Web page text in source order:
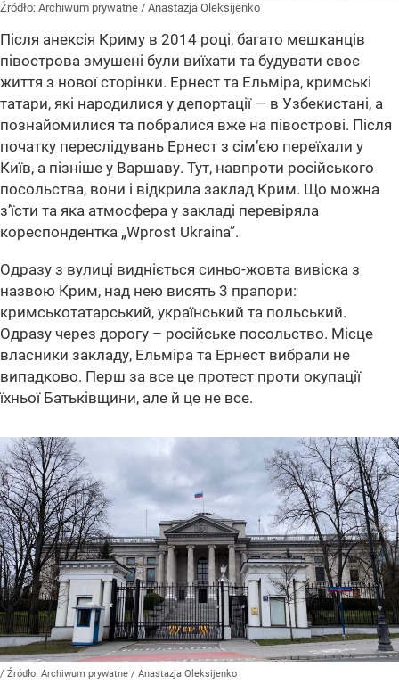
Źródło: Archiwum prywatne / Anastazja Oleksijenko
Після анексія Криму в 2014 році, багато мешканців
півострова змушені були виїхати та будувати своє
життя з нової сторінки. Ернест та Ельміра, кримські
татари, які народилися у депортації — в Узбекистані, а
познайомилися та побралися вже на півострові. Після
початку переслідувань Ернест з сім’єю переїхали у
Київ, а пізніше у Варшаву. Тут, навпроти російського
посольства, вони і відкрила заклад Крим. Що можна
з’їсти та яка атмосфера у закладі перевіряла
кореспондентка „Wprost Ukraina”.
Одразу з вулиці видніється синьо-жовта вивіска з
назвою Крим, над нею висять 3 прапори:
кримськотатарський, український та польський.
Одразу через дорогу – російське посольство. Місце
власники закладу, Ельміра та Ернест вибрали не
випадково. Перш за все це протест проти окупації
їхньої Батьківщини, але й це не все.
/ Źródło: Archiwum prywatne / Anastazja Oleksijenko